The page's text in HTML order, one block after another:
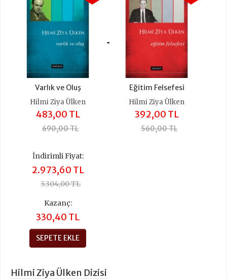
Varlık ve Oluş
Hilmi Ziya Ülken
483,00 TL
690,00 TL
+
Eğitim Felsefesi
Hilmi Ziya Ülken
392,00 TL
560,00 TL
İndirimli Fiyat:
2.973,60 TL
3.304,00 TL
Kazanç:
330,40 TL
SEPETE EKLE
Hilmi Ziya Ülken Dizisi